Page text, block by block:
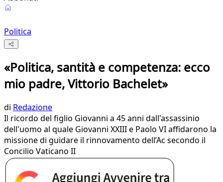
Politica
«Politica, santità e competenza: ecco
mio padre, Vittorio Bachelet»
di Redazione
Il ricordo del figlio Giovanni a 45 anni dall'assassinio
dell'uomo al quale Giovanni XXIII e Paolo VI affidarono la
missione di guidare il rinnovamento dell’Ac secondo il
Concilio Vaticano II